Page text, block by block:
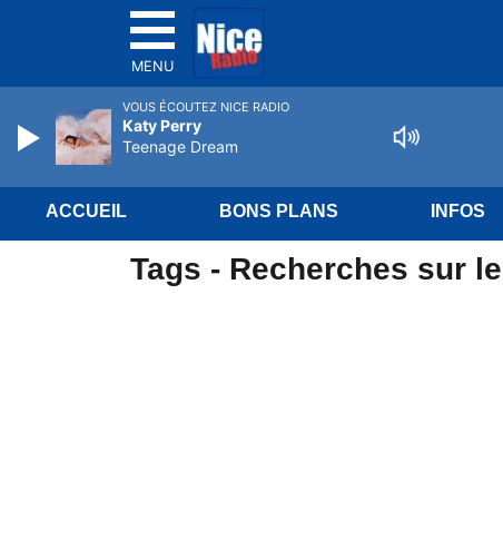
MENU
ACCUEIL BONS PLANS INFOS
Tags - Recherches sur
VOUS ÉCOUTEZ NICE RADIO
Katy Perry
Teenage Dream